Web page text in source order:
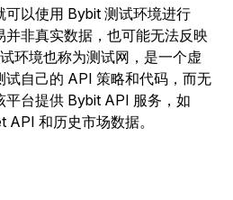
可以使用 Bybit 测试环境进行
非真实数据，也可能无法反映
环境也称为测试网，是一个虚
试自己的 API 策略和代码，而无
平台提供 Bybit API 服务，如
和历史市场数据。